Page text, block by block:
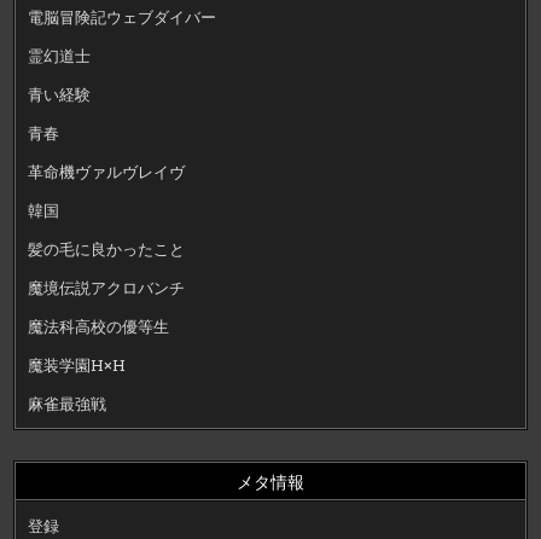
電脳冒険記ウェブダイバー
霊幻道士
青い経験
青春
革命機ヴァルヴレイヴ
韓国
髪の毛に良かったこと
魔境伝説アクロバンチ
魔法科高校の優等生
魔装学園H×H
麻雀最強戦
メタ情報
登録